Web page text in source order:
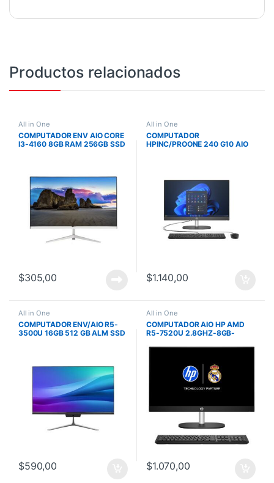
Productos relacionados
All in One
COMPUTADOR ENV AIO CORE
I3-4160 8GB RAM 256GB SSD
$305,00
All in One
COMPUTADOR
HPINC/PROONE 240 G10 AIO
$1.140,00
All in One
COMPUTADOR ENV/AIO R5-
3500U 16GB 512 GB ALM SSD
$590,00
All in One
COMPUTADOR AIO HP AMD
R5-7520U 2.8GHZ-8GB-
23.8″FHD-FREEDOS
$1.070,00